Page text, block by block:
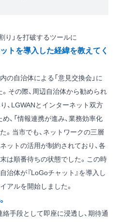
り」を打破するツールに
トを導入した経緯を教えてく
自治体による「意見交換会」に
その際、周辺自治体から勧められ
、LGWANとインターネット双方
、「情報連携が進み、業務効率化
。当市でも、ネットワークの三層
ットの活用が制約されており、各
は順番待ちの状態でした。この時
治体が『LoGoチャット』を導入し
アルを開始しました。
手段として即座に浸透し、期待通